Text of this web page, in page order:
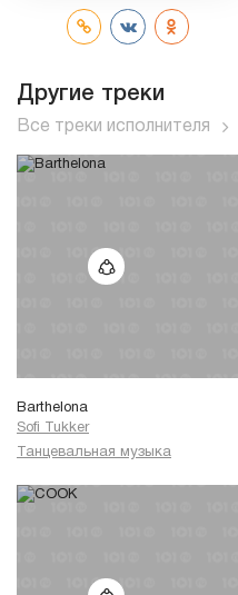
Другие треки
Все треки исполнителя
Barthelona
Sofi Tukker
Танцевальная музыка